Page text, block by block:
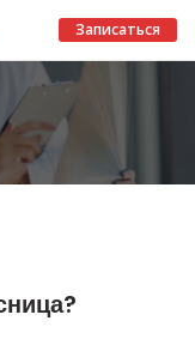
Записаться